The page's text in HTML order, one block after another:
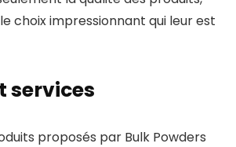
choix impressionnant qui leur est
services
proposés par Bulk Powders